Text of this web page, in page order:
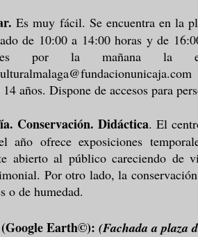
Es muy fácil. Se encuentra en la
de 10:00 a 14:00 horas y de
por la mañana la
14 años. Dispone de accesos para
Conservación. Didáctica. El
año ofrece exposiciones
abierto al público careciendo de
Por otro lado, la
o de humedad.
Earth©): (Fachada a plaza